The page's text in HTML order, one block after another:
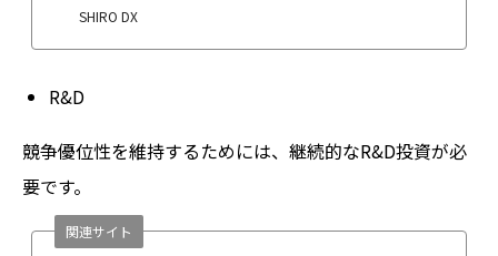
SHIRO DX
R&D
競争優位性を維持するためには、継続的なR&D投資が必
要です。
関連サイト